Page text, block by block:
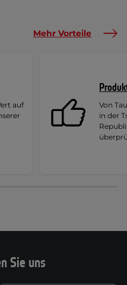
Mehr Vorteile
auf
Von
in der
Sie uns